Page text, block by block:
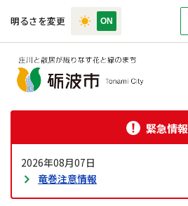
明るさを変更
緊急情報
2026年08月07日
竜巻注意情報